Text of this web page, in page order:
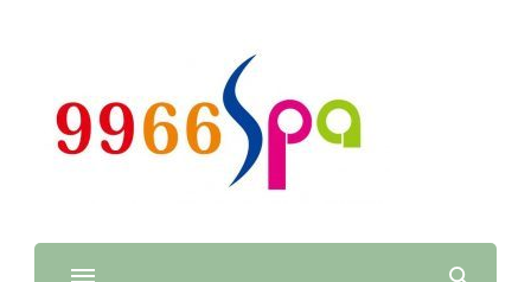
9966 SPA 經典足體養
生館
9966 SPA 經典足體養生館，高雄泰式按摩，高雄指油
壓，腳底按摩，高雄指壓推拿，高雄spa，正統泰式按
摩，泰式純按摩，純指油壓，高雄泡腳養生館，按摩養生
館.